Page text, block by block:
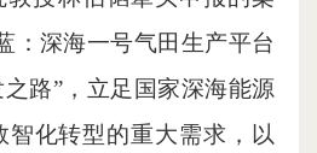
：深海一号气田生产平台
路”，立足国家深海能源
智化转型的重大需求，以